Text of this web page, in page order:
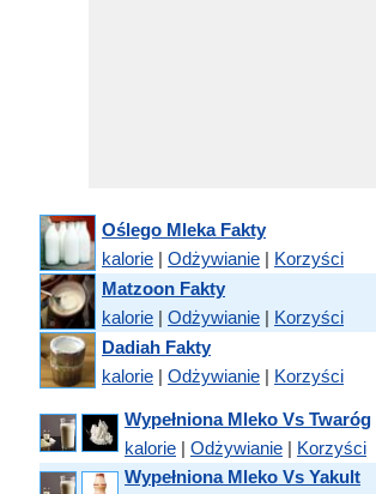
Oślego Mleka Fakty
kalorie | Odżywianie | Korzyści
Matzoon Fakty
kalorie | Odżywianie | Korzyści
Dadiah Fakty
kalorie | Odżywianie | Korzyści
Wypełniona Mleko Vs Twaróg
kalorie | Odżywianie | Korzyści
Wypełniona Mleko Vs Yakult